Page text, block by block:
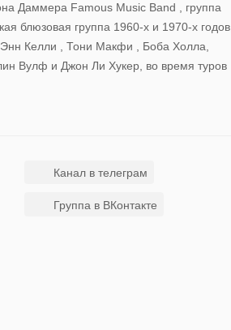
Даммера Famous Music Band , группа
блюзовая группа 1960-х и 1970-х годов,
Келли , Тони Макфи , Боба Холла,
Вулф и Джон Ли Хукер, во время туров
Канал в телеграм
Группа в ВКонтакте